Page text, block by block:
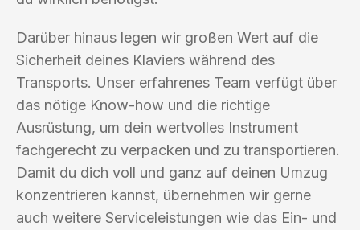
Darüber hinaus legen wir großen Wert auf die
Sicherheit deines Klaviers während des
Transports. Unser erfahrenes Team verfügt über
das nötige Know-how und die richtige
Ausrüstung, um dein wertvolles Instrument
fachgerecht zu verpacken und zu transportieren.
Damit du dich voll und ganz auf deinen Umzug
konzentrieren kannst, übernehmen wir gerne
auch weitere Serviceleistungen wie das Ein- und